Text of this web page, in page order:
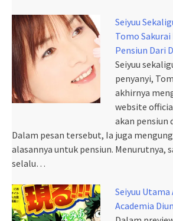
Seiyuu
Tomo
Pensiun Dari
Seiyuu
penyanyi,
akhirnya
website
akan pensiun
Dalam pesan tersebut, Ia juga
alasannya untuk pensiun. Menurutnya,
selalu…
Seiyuu Utama
Academia